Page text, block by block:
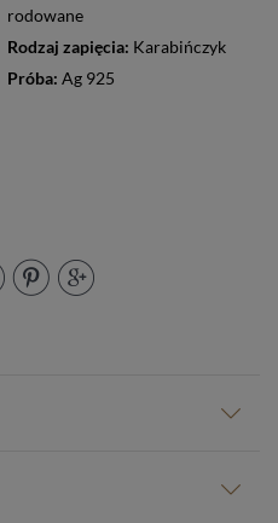
rodowane
Rodzaj zapięcia: Karabińczyk
Próba: Ag 925